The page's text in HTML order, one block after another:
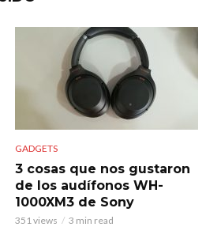
GADGETS
3 cosas que nos gustaron
de los audífonos WH-
1000XM3 de Sony
351 views 3 min read